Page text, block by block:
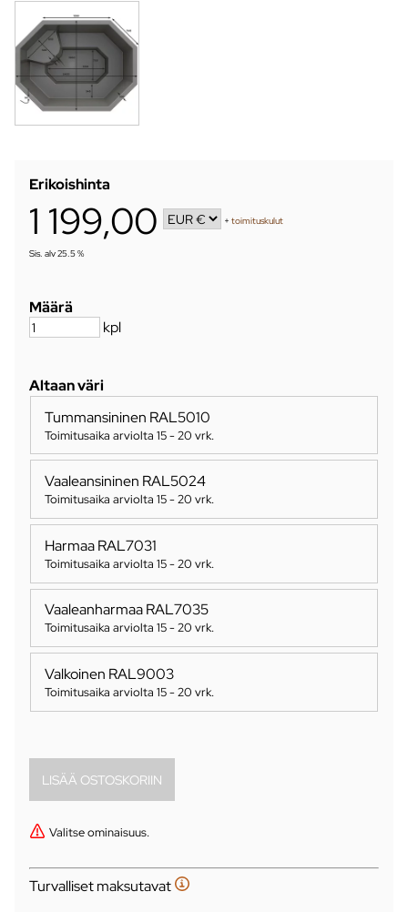
Erikoishinta
1 199,00 +toimituskulut
Sis. alv 25.5 %
Määrä
kpl
Altaan väri
Tummansininen RAL5010
Toimitusaika arviolta 15 - 20 vrk.
Vaaleansininen RAL5024
Toimitusaika arviolta 15 - 20 vrk.
Harmaa RAL7031
Toimitusaika arviolta 15 - 20 vrk.
Vaaleanharmaa RAL7035
Toimitusaika arviolta 15 - 20 vrk.
Valkoinen RAL9003
Toimitusaika arviolta 15 - 20 vrk.
Valitse ominaisuus.
Turvalliset maksutavat